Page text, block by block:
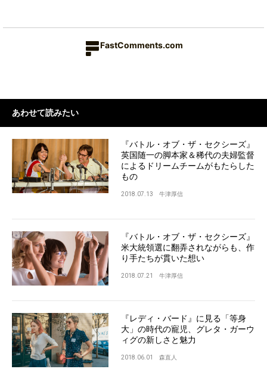
FastComments.com
あわせて読みたい
『バトル・オブ・ザ・セクシーズ』
英国随一の脚本家＆稀代の夫婦監督
によるドリームチームがもたらした
もの
2018.07.13 牛津厚信
『バトル・オブ・ザ・セクシーズ』
米大統領選に翻弄されながらも、作
り手たちが貫いた想い
2018.07.21 牛津厚信
『レディ・バード』に見る「等身
大」の時代の寵児、グレタ・ガーウ
ィグの新しさと魅力
2018.06.01 森直人